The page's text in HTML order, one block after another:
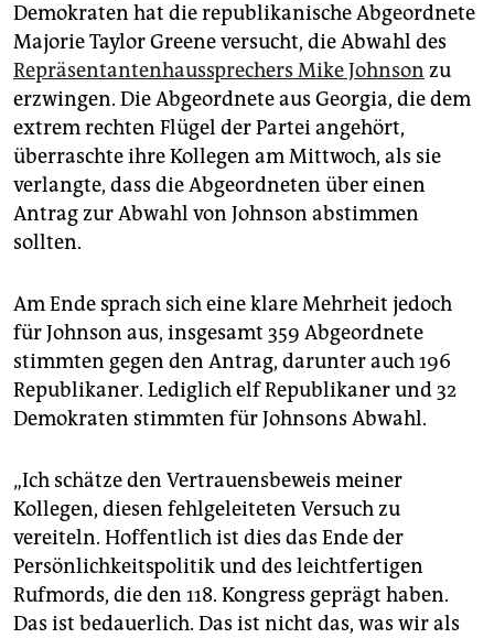
genossenschaft
epaper login
Demokraten hat die republikanische Abgeordnete
Majorie Taylor Greene versucht, die Abwahl des
Repräsentantenhaussprechers Mike Johnson zu
erzwingen. Die Abgeordnete aus Georgia, die dem
extrem rechten Flügel der Partei angehört,
überraschte ihre Kollegen am Mittwoch, als sie
verlangte, dass die Abgeordneten über einen
Antrag zur Abwahl von Johnson abstimmen
sollten.
Am Ende sprach sich eine klare Mehrheit jedoch
für Johnson aus, insgesamt 359 Abgeordnete
stimmten gegen den Antrag, darunter auch 196
Republikaner. Lediglich elf Republikaner und 32
Demokraten stimmten für Johnsons Abwahl.
„Ich schätze den Vertrauensbeweis meiner
Kollegen, diesen fehlgeleiteten Versuch zu
vereiteln. Hoffentlich ist dies das Ende der
Persönlichkeitspolitik und des leichtfertigen
Rufmords, die den 118. Kongress geprägt haben.
Das ist bedauerlich. Das ist nicht das, was wir als